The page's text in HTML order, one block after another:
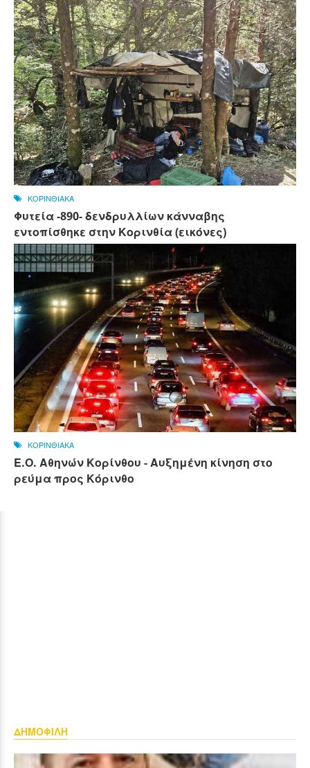
ΚΟΡΙΝΘΙΑΚΑ
Φυτεία -890- δενδρυλλίων κάνναβης
εντοπίσθηκε στην Κορινθία (εικόνες)
ΚΟΡΙΝΘΙΑΚΑ
Ε.Ο. Αθηνών Κορίνθου - Αυξημένη κίνηση στο
ρεύμα προς Κόρινθο
ΔΗΜΟΦΙΛΗ